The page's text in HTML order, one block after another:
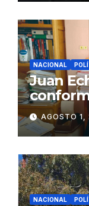
NACIONAL
Juan
Fujimori
AGOSTO 1,
NACIONAL